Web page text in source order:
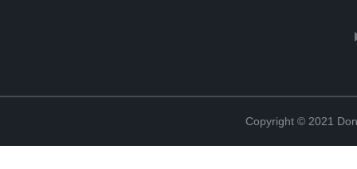
Copyright © 2021